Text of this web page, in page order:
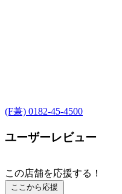
(F兼) 0182-45-4500
ユーザーレビュー
この店舗を応援する！
ここから応援